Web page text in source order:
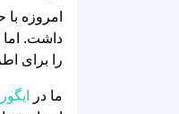
امروزه
داشت. اما
را برای
ما در